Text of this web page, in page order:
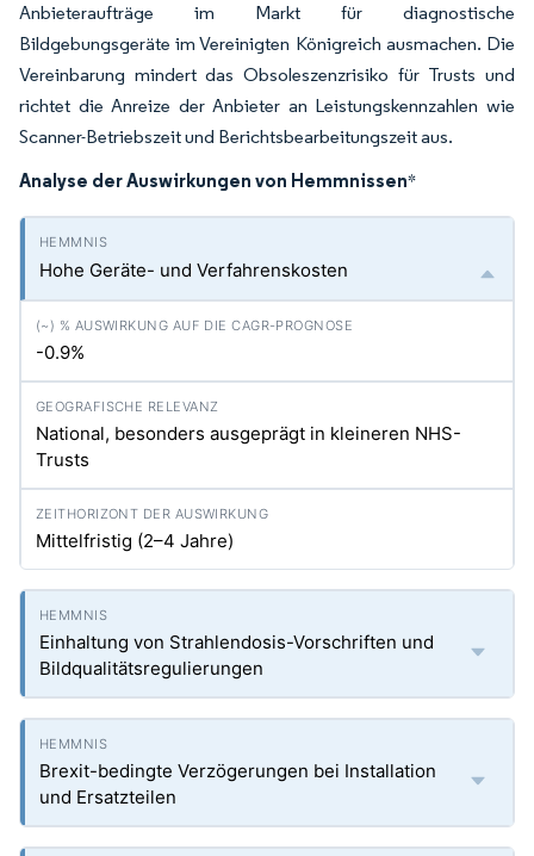
Anbieteraufträge im Markt für diagnostische
Bildgebungsgeräte im Vereinigten Königreich ausmachen. Die
Vereinbarung mindert das Obsoleszenzrisiko für Trusts und
richtet die Anreize der Anbieter an Leistungskennzahlen wie
Scanner-Betriebszeit und Berichtsbearbeitungszeit aus.
Analyse der Auswirkungen von Hemmnissen*
Hohe Geräte- und Verfahrenskosten
-0.9%
National, besonders ausgeprägt in kleineren NHS-
Trusts
Mittelfristig (2–4 Jahre)
Einhaltung von Strahlendosis-Vorschriften und
Bildqualitätsregulierungen
Brexit-bedingte Verzögerungen bei Installation
und Ersatzteilen